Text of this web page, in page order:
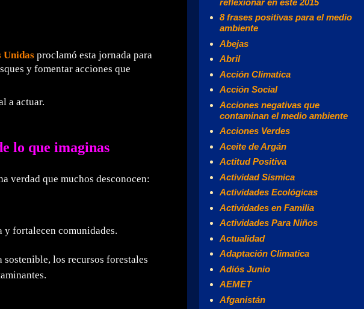
Unidasproclamó esta jornada para
y fomentar acciones que
a actuar.
lo que imaginas
verdad que muchos desconocen:
y fortalecen comunidades.
los recursos forestales
8 frases positivas para el medio
ambiente
Abejas
Abril
Acción Climatica
Acción Social
Acciones negativas que
contaminan el medio ambiente
Acciones Verdes
Aceite de Argán
Actitud Positiva
Actividad Sísmica
Actividades Ecológicas
Actividades en Familia
Actividades Para Niños
Actualidad
Adaptación Climatica
Adiós Junio
AEMET
Afganistán